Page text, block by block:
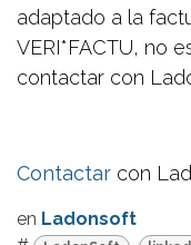
adaptado a la
VERI*FACTU, no
contactar con
Contactar con
en Ladonsoft